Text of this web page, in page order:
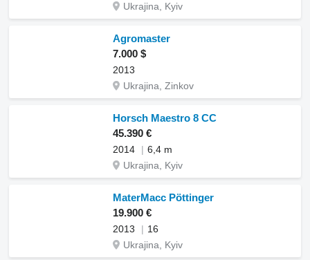
Ukrajina, Kyiv
Agromaster
7.000 $
2013
Ukrajina, Zinkov
Horsch Maestro 8 CC
45.390 €
2014
6,4 m
Ukrajina, Kyiv
MaterMacc Pöttinger
19.900 €
2013
16
Ukrajina, Kyiv